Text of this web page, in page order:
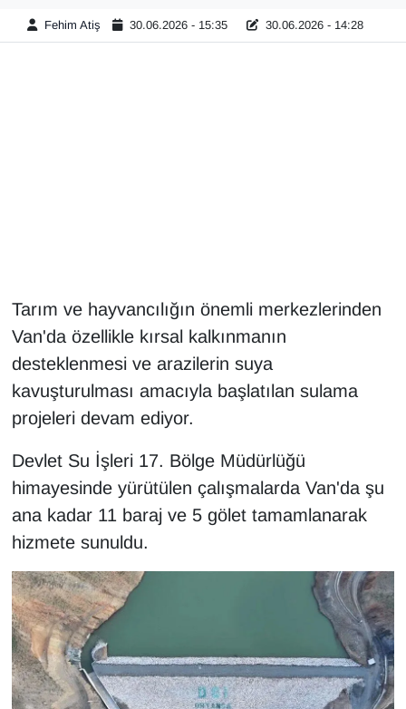
Fehim Atiş 30.06.2026 - 15:35 30.06.2026 - 14:28
Tarım ve hayvancılığın önemli merkezlerinden
Van'da özellikle kırsal kalkınmanın
desteklenmesi ve arazilerin suya
kavuşturulması amacıyla başlatılan sulama
projeleri devam ediyor.
Devlet Su İşleri 17. Bölge Müdürlüğü
himayesinde yürütülen çalışmalarda Van'da şu
ana kadar 11 baraj ve 5 gölet tamamlanarak
hizmete sunuldu.
Emlak
HABERDE İNSAN
İngilizce
Kadın
Kamu Alımları
Kim Kimdir?
KURDÎ
MAGAZİN
MEDYA